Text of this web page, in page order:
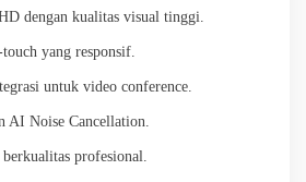
dengan kualitas visual tinggi.
yang responsif.
untuk video conference.
AI Noise Cancellation.
profesional.